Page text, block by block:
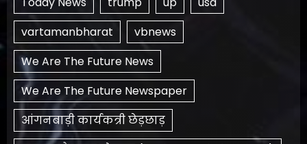
vartamanbharat
vbnews
We Are The Future News
We Are The Future Newspaper
आंगनबाड़ी कार्यकत्री छेड़छाड़